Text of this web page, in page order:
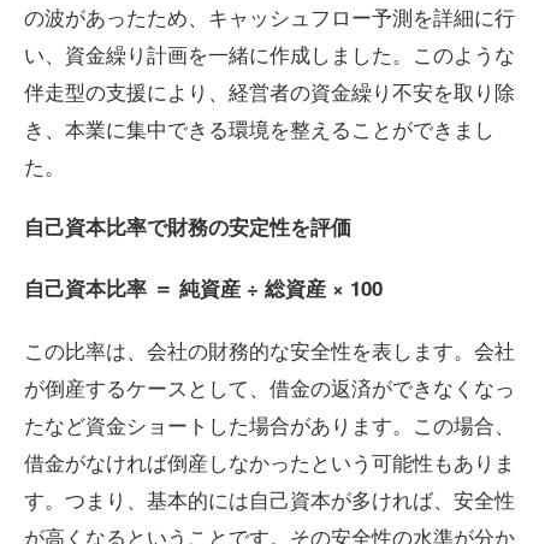
の波があったため、キャッシュフロー予測を詳細に行
い、資金繰り計画を一緒に作成しました。このような
伴走型の支援により、経営者の資金繰り不安を取り除
き、本業に集中できる環境を整えることができまし
た。
自己資本比率で財務の安定性を評価
自己資本比率 ＝ 純資産 ÷ 総資産 × 100
この比率は、会社の財務的な安全性を表します。会社
が倒産するケースとして、借金の返済ができなくなっ
たなど資金ショートした場合があります。この場合、
借金がなければ倒産しなかったという可能性もありま
す。つまり、基本的には自己資本が多ければ、安全性
が高くなるということです。その安全性の水準が分か